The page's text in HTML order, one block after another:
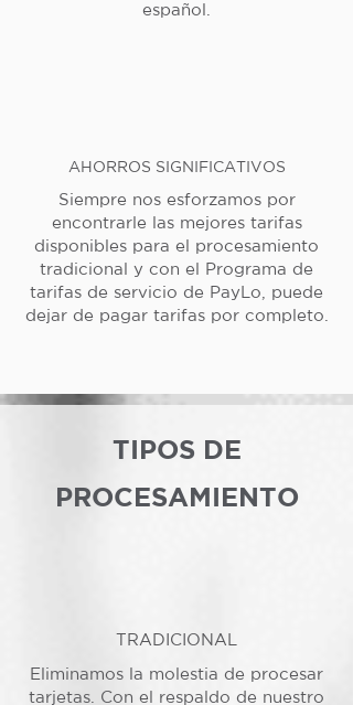
español.
AHORROS SIGNIFICATIVOS
Siempre nos esforzamos por
encontrarle las mejores tarifas
disponibles para el procesamiento
tradicional y con el Programa de
tarifas de servicio de PayLo, puede
dejar de pagar tarifas por completo.
TIPOS DE
PROCESAMIENTO
TRADICIONAL
Eliminamos la molestia de procesar
tarjetas. Con el respaldo de nuestro